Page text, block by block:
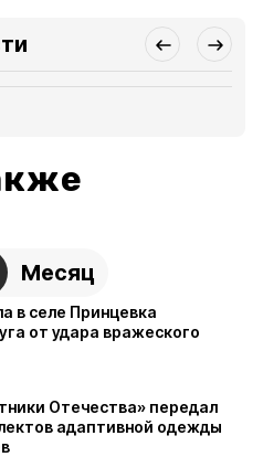
Месяц
в селе Принцевка
от удара вражеского
Отечества» передал
адаптивной одежды